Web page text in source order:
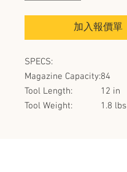
加入報價單
SPECS:
Magazine Capacity:84
Tool Length:
12 in
Tool Weight:
1.8 lbs